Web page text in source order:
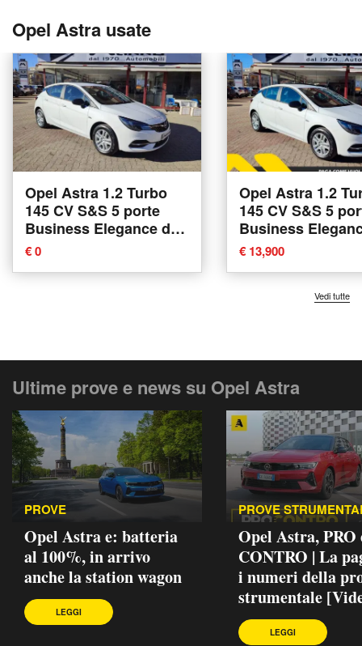
Opel Astra usate
Opel Astra 1.2 Turbo
145 CV S&S 5 porte
Business Elegance del
2021 usata a Boves
€ 0
Opel Astra 1.2
145 CV S&S 5
Business
2021 usata a
€ 13,900
Vedi tutte
Ultime prove e news su Opel Astra
PROVE
Opel Astra e: batteria
al 100%, in arrivo
anche la station wagon
LEGGI
PROVE
Opel Astra, PRO
CONTRO | La
i numeri della
strumentale
LEGGI